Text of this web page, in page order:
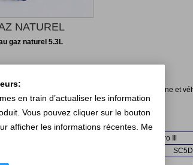
NATUREL
gaz naturel 5.3L
Moteur au gaz naturel 5.3L : bus de taille moyenne et
: 160~200PS
au gaz naturel 5.3L
Euro Ⅲ
en train d’actualiser les information
Vous pouvez cliquer sur le bouton
afficher les informations récentes. Me